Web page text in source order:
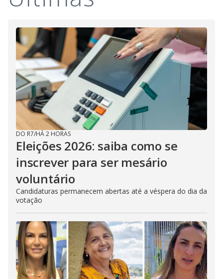
o
DO R7/HÁ 2 HORAS
Eleições 2026: saiba como se
inscrever para ser mesário
voluntário
Candidaturas permanecem abertas até a véspera do dia da
votação